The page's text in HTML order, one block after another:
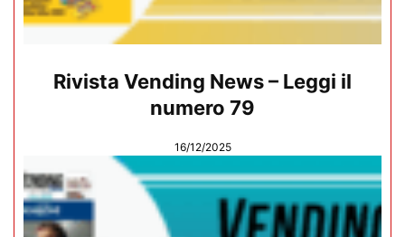
Rivista Vending News – Leggi il
numero 79
16/12/2025